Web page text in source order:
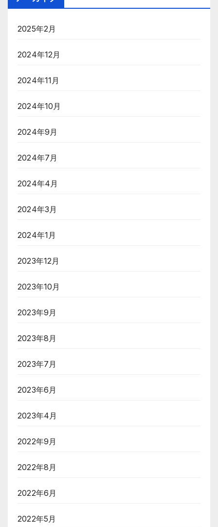
2025年2月
2024年12月
2024年11月
2024年10月
2024年9月
2024年7月
2024年4月
2024年3月
2024年1月
2023年12月
2023年10月
2023年9月
2023年8月
2023年7月
2023年6月
2023年4月
2022年9月
2022年8月
2022年6月
2022年5月